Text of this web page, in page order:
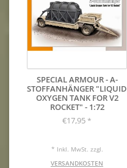
SPECIAL ARMOUR - A-
STOFFANHÄNGER "LIQUID
OXYGEN TANK FOR V2
ROCKET" - 1:72
€17,95 *
* Inkl. MwSt. zzgl.
VERSANDKOSTEN